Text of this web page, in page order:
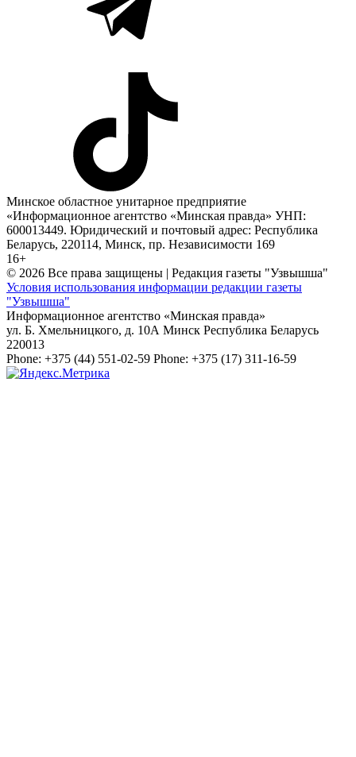
Минское областное унитарное предприятие
«Информационное агентство «Минская правда» УНП:
600013449. Юридический и почтовый адрес: Республика
Беларусь, 220114, Минск, пр. Независимости 169
16+
© 2026 Все права защищены | Редакция газеты "Узвышша"
Условия использования информации редакции газеты
"Узвышша"
Информационное агентство «Минская правда»
ул. Б. Хмельницкого, д. 10А Минск Республика Беларусь
220013
Phone: +375 (44) 551-02-59 Phone: +375 (17) 311-16-59